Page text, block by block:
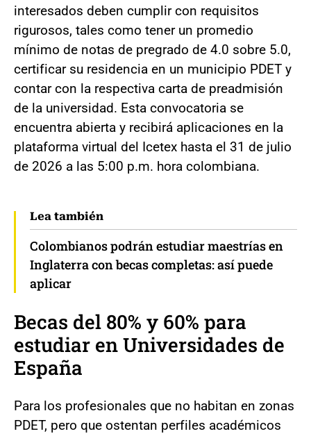
interesados deben cumplir con requisitos
rigurosos, tales como tener un promedio
mínimo de notas de pregrado de 4.0 sobre 5.0,
certificar su residencia en un municipio PDET y
contar con la respectiva carta de preadmisión
de la universidad. Esta convocatoria se
encuentra abierta y recibirá aplicaciones en la
plataforma virtual del Icetex hasta el 31 de julio
de 2026 a las 5:00 p.m. hora colombiana.
Lea también
Colombianos podrán estudiar maestrías en
Inglaterra con becas completas: así puede
aplicar
Becas del 80% y 60% para
estudiar en Universidades de
España
Para los profesionales que no habitan en zonas
PDET, pero que ostentan perfiles académicos